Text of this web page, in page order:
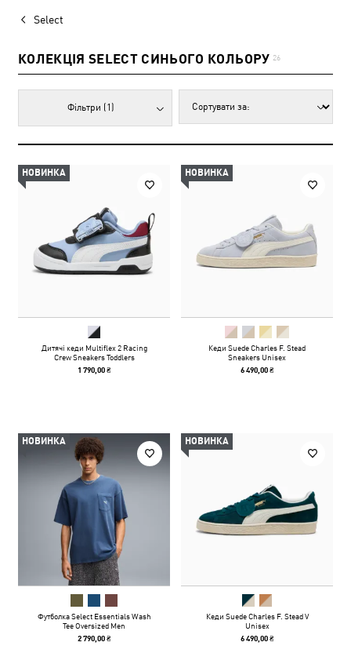
Select
КОЛЕКЦІЯ SELECT СИНЬОГО КОЛЬОРУ 26
Фільтри (1)
НОВИНКА
Дитячі кеди Multiflex 2 Racing
Crew Sneakers Toddlers
1 790,00 ₴
НОВИНКА
Кеди Suede Charles F. Stead
Sneakers Unisex
6 490,00 ₴
НОВИНКА
Футболка Select Essentials Wash
Tee Oversized Men
2 790,00 ₴
НОВИНКА
Кеди Suede Charles F. Stead V
Unisex
6 490,00 ₴